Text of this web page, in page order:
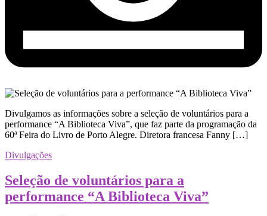
Divulgamos as informações sobre a seleção de voluntários para a
performance “A Biblioteca Viva”, que faz parte da programação da
60ª Feira do Livro de Porto Alegre. Diretora francesa Fanny […]
Divulgações
Seleção de voluntários para a
performance “A Biblioteca Viva”